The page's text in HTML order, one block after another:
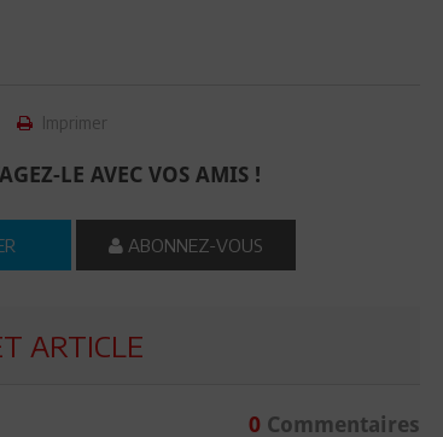
Imprimer
LE AVEC VOS AMIS !
ABONNEZ-VOUS
ARTICLE
0Commentaires